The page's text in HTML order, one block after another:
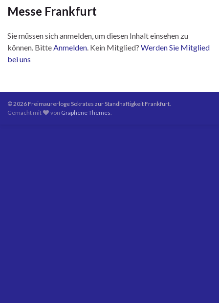
Messe Frankfurt
Sie müssen sich anmelden, um diesen Inhalt einsehen zu
können. Bitte Anmelden . Kein Mitglied? Werden Sie Mitglied
bei uns
© 2026 Freimaurerloge Sokrates zur Standhaftigkeit Frankfurt.
Gemacht mit
von Graphene Themes